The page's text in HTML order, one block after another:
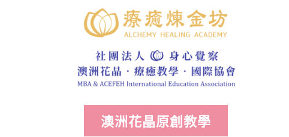
澳洲花晶原創教學